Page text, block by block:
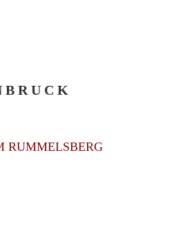
B R U C K
RUMMELSBERG